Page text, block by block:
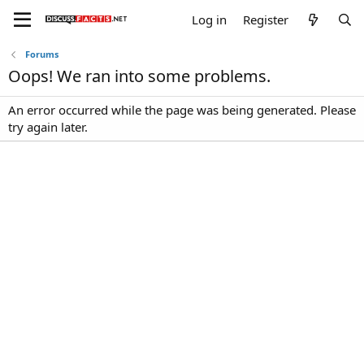
Log in Register
Forums
Oops! We ran into some problems.
An error occurred while the page was being generated. Please
try again later.